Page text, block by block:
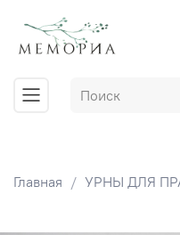
Главная УРНЫ ДЛЯ